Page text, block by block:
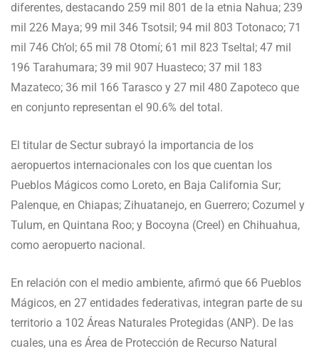
diferentes, destacando 259 mil 801 de la etnia Nahua; 239
mil 226 Maya; 99 mil 346 Tsotsil; 94 mil 803 Totonaco; 71
mil 746 Ch’ol; 65 mil 78 Otomí; 61 mil 823 Tseltal; 47 mil
196 Tarahumara; 39 mil 907 Huasteco; 37 mil 183
Mazateco; 36 mil 166 Tarasco y 27 mil 480 Zapoteco que
en conjunto representan el 90.6% del total.
El titular de Sectur subrayó la importancia de los
aeropuertos internacionales con los que cuentan los
Pueblos Mágicos como Loreto, en Baja California Sur;
Palenque, en Chiapas; Zihuatanejo, en Guerrero; Cozumel y
Tulum, en Quintana Roo; y Bocoyna (Creel) en Chihuahua,
como aeropuerto nacional.
En relación con el medio ambiente, afirmó que 66 Pueblos
Mágicos, en 27 entidades federativas, integran parte de su
territorio a 102 Áreas Naturales Protegidas (ANP). De las
cuales, una es Área de Protección de Recurso Natural